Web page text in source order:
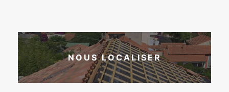
NOUS LOCALISER